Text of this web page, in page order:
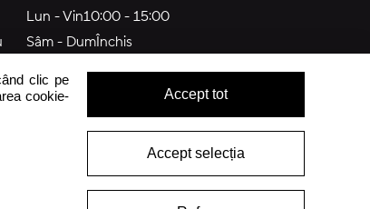
Lun - Vin10:00 - 15:00
Sâm - DumÎnchis
crocs.ro@intersocks.pl
Trimite
clic pe
cookie-
Accept tot
Accept selecția